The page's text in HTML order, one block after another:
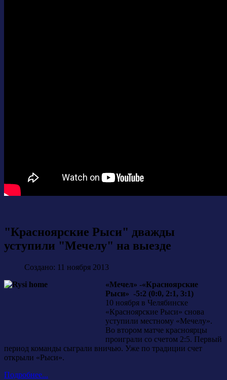
"Красноярские Рыси" дважды
уступили "Мечелу" на выезде
Создано: 11 ноября 2013
«Мечел» -«Красноярские
Рыси» -5:2 (0:0, 2:1, 3:1)
10 ноября в Челябинске
«Красноярские Рыси» снова
уступили местному «Мечелу».
Во втором матче красноярцы
проиграли со счетом 2:5. Первый
период команды сыграли вничью. Уже по традиции счет
открыли «Рыси».
Подробнее...